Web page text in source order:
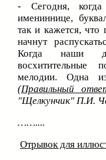
- Сегодня,
имениннице,
так и кажется, что
начнут
Когда наши
восхитительные
мелодии. Одна
(Правильный
"Щелкунчик" П.И.
……....
Отрывок для